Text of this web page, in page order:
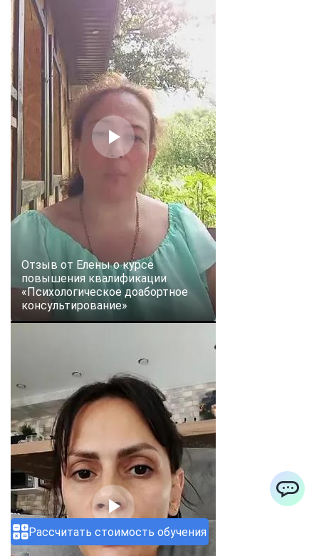
Рассчитать стоимость обучения
Отзыв от Елены о курсе
повышения квалификации
«Психологическое доабортное
консультирование»
Telegram
Vkontakte EMail
Max
ChatApp